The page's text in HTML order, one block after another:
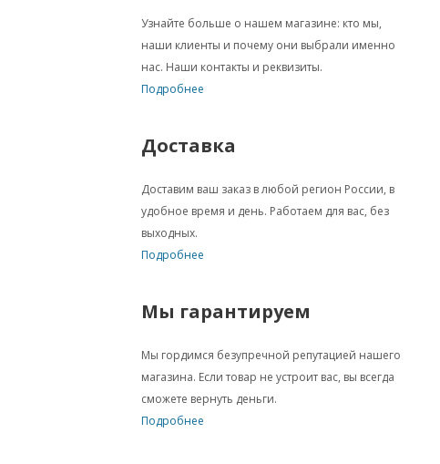
Узнайте больше о нашем магазине: кто мы,
наши клиенты и почему они выбрали именно
нас. Наши контакты и реквизиты.
Подробнее
Доставка
Доставим ваш заказ в любой регион России, в
удобное время и день. Работаем для вас, без
выходных.
Подробнее
Мы гарантируем
Мы гордимся безупречной репутацией нашего
магазина. Если товар не устроит вас, вы всегда
сможете вернуть деньги.
Подробнее